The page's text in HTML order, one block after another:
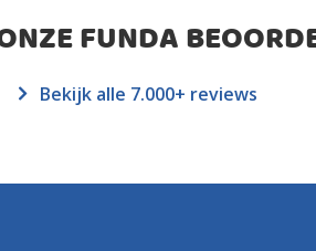
FUNDA
Bekijk alle 7.000+ reviews